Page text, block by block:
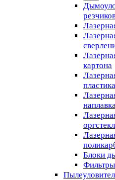
картона
Блоки
Фильтры